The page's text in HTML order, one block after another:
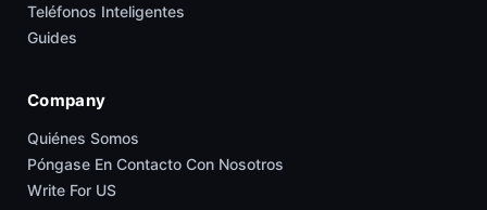
Teléfonos Inteligentes
Guides
Company
Quiénes Somos
Póngase En Contacto Con Nosotros
Write For US